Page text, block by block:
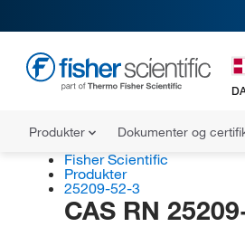
Produkter Dokumenter og
Fisher Scientific
Produkter
25209-52-3
CAS RN